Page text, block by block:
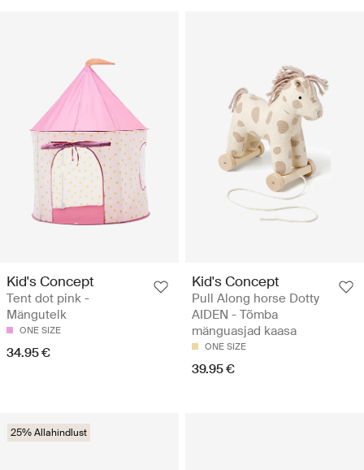
Kid's Concept
Tent dot pink -
Mängutelk
ONE SIZE
34.95 €
Kid's Concept
Pull Along horse Dotty
AIDEN - Tõmba
mänguasjad kaasa
ONE SIZE
39.95 €
25% Allahindlust